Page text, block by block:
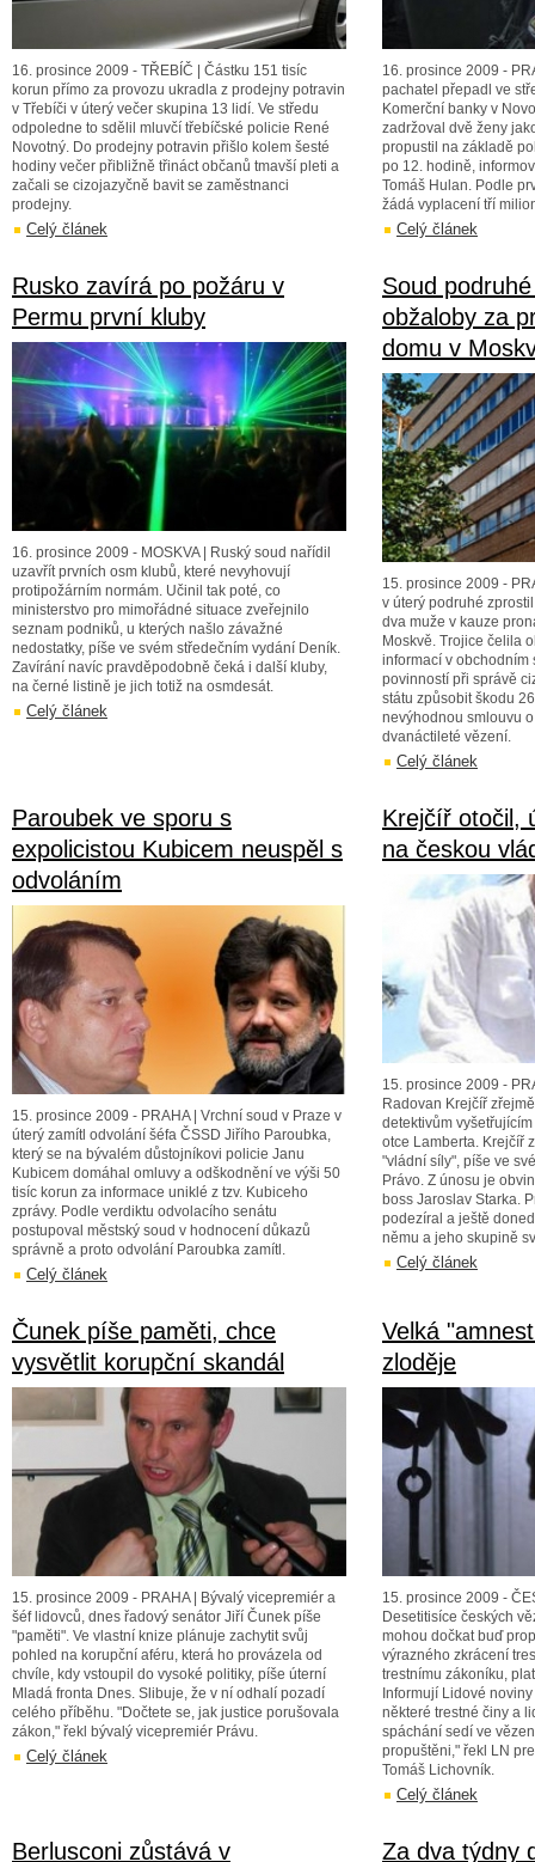
16. prosince 2009 - TŘEBÍČ | Částku 151 tisíc
korun přímo za provozu ukradla z prodejny potravin
v Třebíči v úterý večer skupina 13 lidí. Ve středu
odpoledne to sdělil mluvčí třebíčské policie René
Novotný. Do prodejny potravin přišlo kolem šesté
hodiny večer přibližně třináct občanů tmavší pleti a
začali se cizojazyčně bavit se zaměstnanci
prodejny.
Celý článek
16. prosince 2009 -
pachatel přepadl ve
Komerční banky v
zadržoval dvě ženy
propustil na základě
po 12. hodině,
Tomáš Hulan. Podle
žádá vyplacení tří
Celý článek
Rusko zavírá po požáru v
Permu první kluby
16. prosince 2009 - MOSKVA | Ruský soud nařídil
uzavřít prvních osm klubů, které nevyhovují
protipožárním normám. Učinil tak poté, co
ministerstvo pro mimořádné situace zveřejnilo
seznam podniků, u kterých našlo závažné
nedostatky, píše ve svém středečním vydání Deník.
Zavírání navíc pravděpodobně čeká i další kluby,
na černé listině je jich totiž na osmdesát.
Celý článek
Soud
obžaloby za
domu v
15. prosince 2009 -
v úterý podruhé
dva muže v kauze
Moskvě. Trojice čelila
informací v obchodním
povinností při správě
státu způsobit škodu
nevýhodnou smlouvu
dvanáctileté vězení.
Celý článek
Paroubek ve sporu s
expolicistou Kubicem neuspěl s
odvoláním
15. prosince 2009 - PRAHA | Vrchní soud v Praze v
úterý zamítl odvolání šéfa ČSSD Jiřího Paroubka,
který se na bývalém důstojníkovi policie Janu
Kubicem domáhal omluvy a odškodnění ve výši 50
tisíc korun za informace uniklé z tzv. Kubiceho
zprávy. Podle verdiktu odvolacího senátu
postupoval městský soud v hodnocení důkazů
správně a proto odvolání Paroubka zamítl.
Celý článek
Krejčíř otočil,
na českou
15. prosince 2009 -
Radovan Krejčíř
detektivům
otce Lamberta. Krejčíř
"vládní síly", píše ve
Právo. Z únosu je
boss Jaroslav Starka.
podezíral a ještě
němu a jeho skupině
Celý článek
Čunek píše paměti, chce
vysvětlit korupční skandál
15. prosince 2009 - PRAHA | Bývalý vicepremiér a
šéf lidovců, dnes řadový senátor Jiří Čunek píše
"paměti". Ve vlastní knize plánuje zachytit svůj
pohled na korupční aféru, která ho provázela od
chvíle, kdy vstoupil do vysoké politiky, píše úterní
Mladá fronta Dnes. Slibuje, že v ní odhalí pozadí
celého příběhu. "Dočtete se, jak justice porušovala
zákon," řekl bývalý vicepremiér Právu.
Celý článek
Velká
zloděje
15. prosince 2009 -
Desetitisíce českých
mohou dočkat buď
výrazného zkrácení
trestnímu zákoníku,
Informují Lidové
některé trestné činy a
spáchání sedí ve
propuštěni," řekl LN
Tomáš Lichovník.
Celý článek
Berlusconi zůstává v Za dva týdny